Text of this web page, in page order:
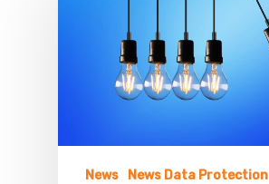
News News Data Protection